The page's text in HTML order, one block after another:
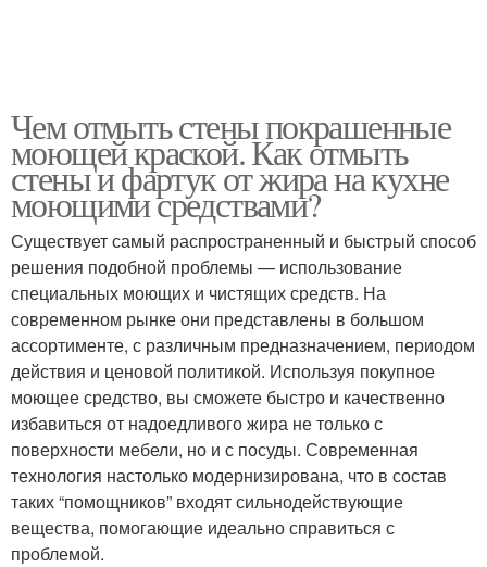
Чем отмыть стены покрашенные
моющей краской. Как отмыть
стены и фартук от жира на кухне
моющими средствами?
Существует самый распространенный и быстрый способ
решения подобной проблемы — использование
специальных моющих и чистящих средств. На
современном рынке они представлены в большом
ассортименте, с различным предназначением, периодом
действия и ценовой политикой. Используя покупное
моющее средство, вы сможете быстро и качественно
избавиться от надоедливого жира не только с
поверхности мебели, но и с посуды. Современная
технология настолько модернизирована, что в состав
таких “помощников” входят сильнодействующие
вещества, помогающие идеально справиться с
проблемой.